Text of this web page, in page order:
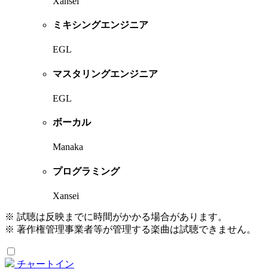
ミキシングエンジニア
EGL
マスタリングエンジニア
EGL
ボーカル
Manaka
プログラミング
Xansei
※ 試聴は反映までに時間がかかる場合があります。
※ 著作権管理事業者等が管理する楽曲は試聴できません。
チャートイン